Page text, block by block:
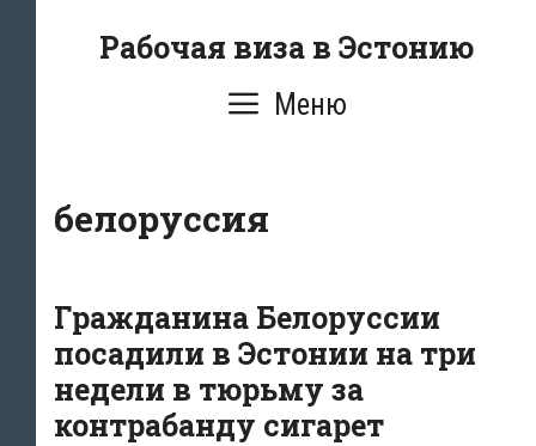
Рабочая виза в Эстонию
Меню
белоруссия
Гражданина Белоруссии
посадили в Эстонии на три
недели в тюрьму за
контрабанду сигарет